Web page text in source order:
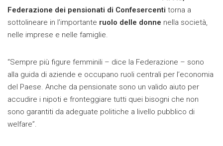
Federazione dei pensionati di Confesercenti torna a
sottolineare in l’importante ruolo delle donne nella società,
nelle imprese e nelle famiglie.
“Sempre più figure femminili – dice la Federazione – sono
alla guida di aziende e occupano ruoli centrali per l’economia
del Paese. Anche da pensionate sono un valido aiuto per
accudire i nipoti e fronteggiare tutti quei bisogni che non
sono garantiti da adeguate politiche a livello pubblico di
welfare”.